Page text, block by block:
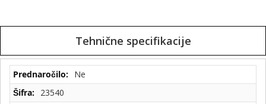
Tehnične specifikacije
Tehnične
specifikacije
Ne
23540